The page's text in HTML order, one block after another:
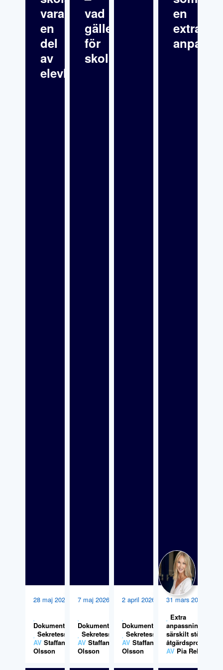
vara
en
del
av
elevhälsan?
28 maj 2026
Dokumentation,
Sekretess
AV Staffan
Olsson
vad
gäller
för
skolsköterskor?
7 maj 2026
Dokumentation,
Sekretess
AV Staffan
Olsson
2 april 2026
Dokumentation,
Sekretess
AV Staffan
Olsson
en
extra
31 mars 2026
Extra
anpassningar,
särskilt stöd och
åtgärdsprogram
AV Pia Rehn